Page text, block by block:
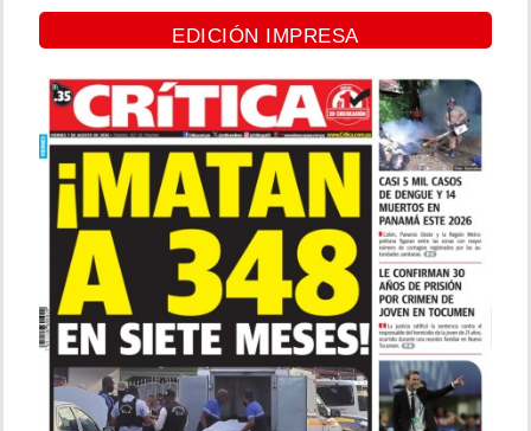
EDICIÓN IMPRESA